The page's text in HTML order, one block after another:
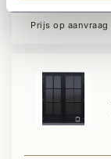
Prijs op aanvraag